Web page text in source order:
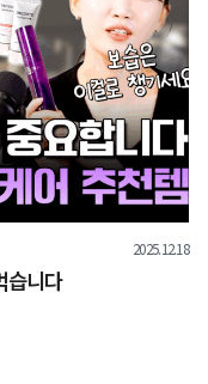
2025.12.18
습니다